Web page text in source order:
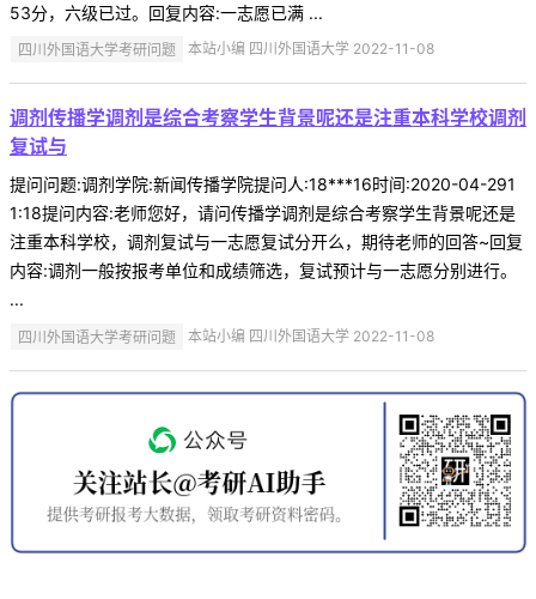
53分，六级已过。回复内容:一志愿已满 ...
四川外国语大学考研问题 本站小编 四川外国语大学 2022-11-08
调剂传播学调剂是综合考察学生背景呢还是注重本科学校调剂
复试与
提问问题:调剂学院:新闻传播学院提问人:18***16时间:2020-04-291
1:18提问内容:老师您好，请问传播学调剂是综合考察学生背景呢还是
注重本科学校，调剂复试与一志愿复试分开么，期待老师的回答~回复
内容:调剂一般按报考单位和成绩筛选，复试预计与一志愿分别进行。
...
四川外国语大学考研问题 本站小编 四川外国语大学 2022-11-08